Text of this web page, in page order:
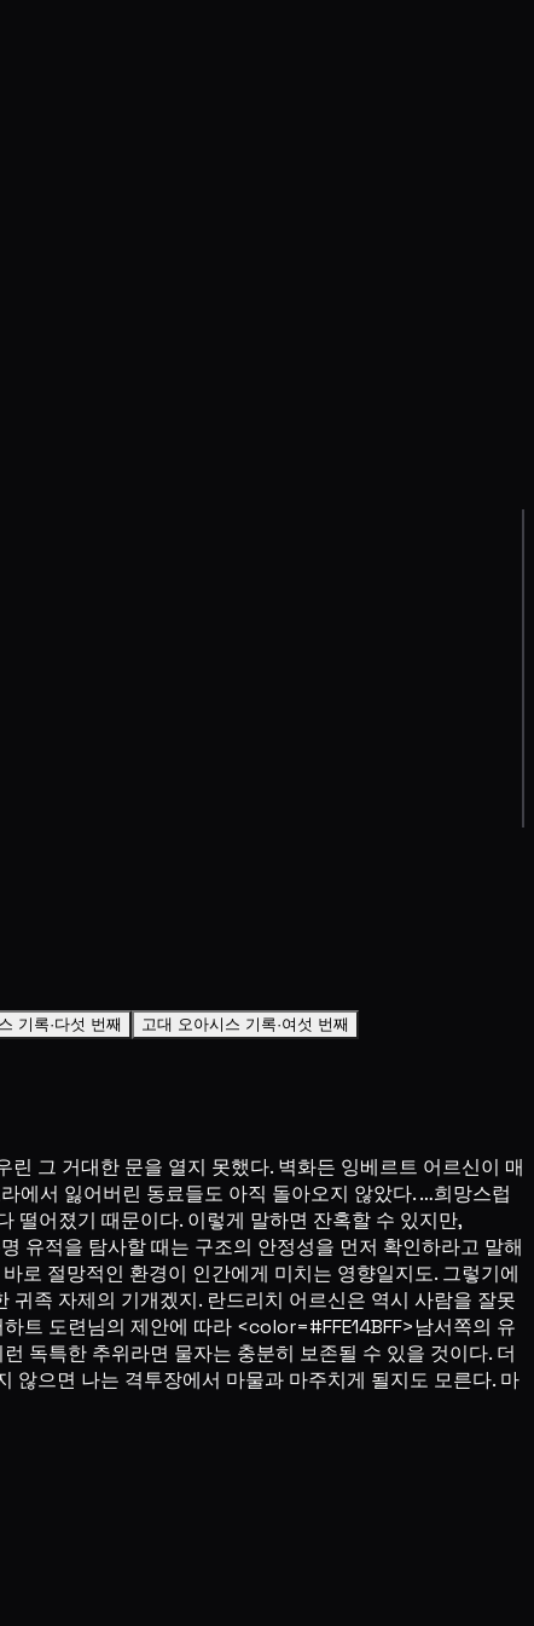
기록·다섯 번째
고대 오아시스 기록·여섯 번째
그 거대한 문을 열지 못했다. 벽화든 잉베르트 어르신이 매
에서 잃어버린 동료들도 아직 돌아오지 않았다. …희망스럽
떨어졌기 때문이다. 이렇게 말하면 잔혹할 수 있지만,
유적을 탐사할 때는 구조의 안정성을 먼저 확인하라고 말해
로 절망적인 환경이 인간에게 미치는 영향일지도. 그렇기에
족 자제의 기개겠지. 란드리치 어르신은 역시 사람을 잘못
트 도련님의 제안에 따라 <color=#FFE14BFF>남서쪽의 유
독특한 추위라면 물자는 충분히 보존될 수 있을 것이다. 더
않으면 나는 격투장에서 마물과 마주치게 될지도 모른다. 마